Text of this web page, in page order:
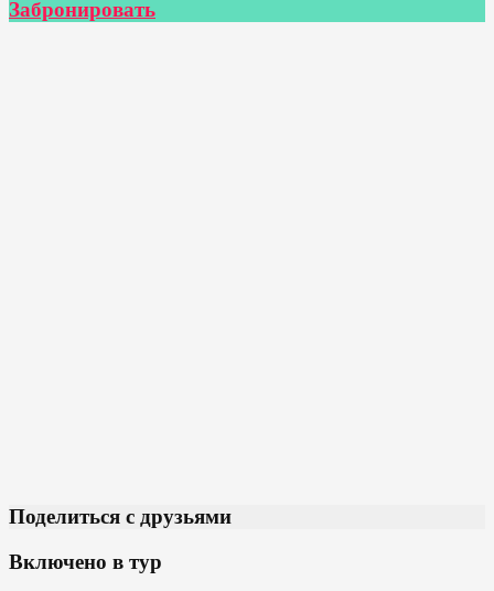
Забронировать
Поделиться с друзьями
Включено в тур